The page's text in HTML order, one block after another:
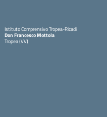
Istituto Comprensivo Tropea-Ricadi
Don Francesco Mottola
Tropea (VV)
— Visita la pagina iniziale della scuola